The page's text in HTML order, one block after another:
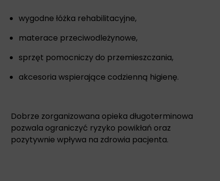
wygodne łóżka rehabilitacyjne,
materace przeciwodleżynowe,
sprzęt pomocniczy do przemieszczania,
akcesoria wspierające codzienną higienę.
Dobrze zorganizowana opieka długoterminowa
pozwala ograniczyć ryzyko powikłań oraz
pozytywnie wpływa na zdrowia pacjenta.